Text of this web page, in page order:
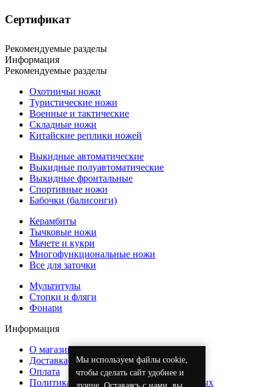
Мы используем файлы cookie,
чтобы сделать сайт удобнее и
Сертификат
Рекомендуемые разделы
Информация
Рекомендуемые разделы
Охотничьи ножи
Туристические ножи
Военные и тактические
Складные ножи
Китайские реплики ножей
Выкидные автоматические
Выкидные полуавтоматические
Выкидные фронтальные
Спортивные ножи
Бабочки (балисонги)
Керамбиты
Тычковые ножи
Мачете и кукри
Многофункциональные ножи
Все для заточки
Мультитулы
Стопки и фляги
Фонари
Информация
О магазине
Доставка
Оплата
Политика обработки персональных данных